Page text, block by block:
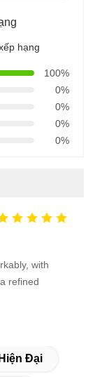
hạng
100%
0%
0%
0%
0%
with
refined
Đại